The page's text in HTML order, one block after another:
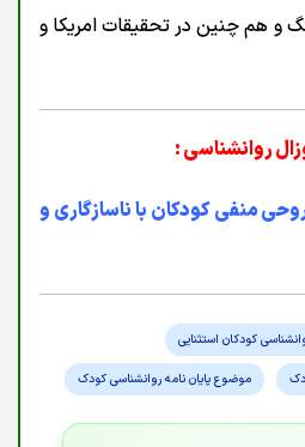
و هم چنین در تحقيقات امریکا و
روانشناسی :
منفی کودکان با ناسازگاری و
کودکان استثنایی
موضوع پایان نامه روانشناسی کودک